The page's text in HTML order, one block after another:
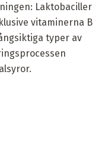
Laktobaciller
vitaminerna B
typer av